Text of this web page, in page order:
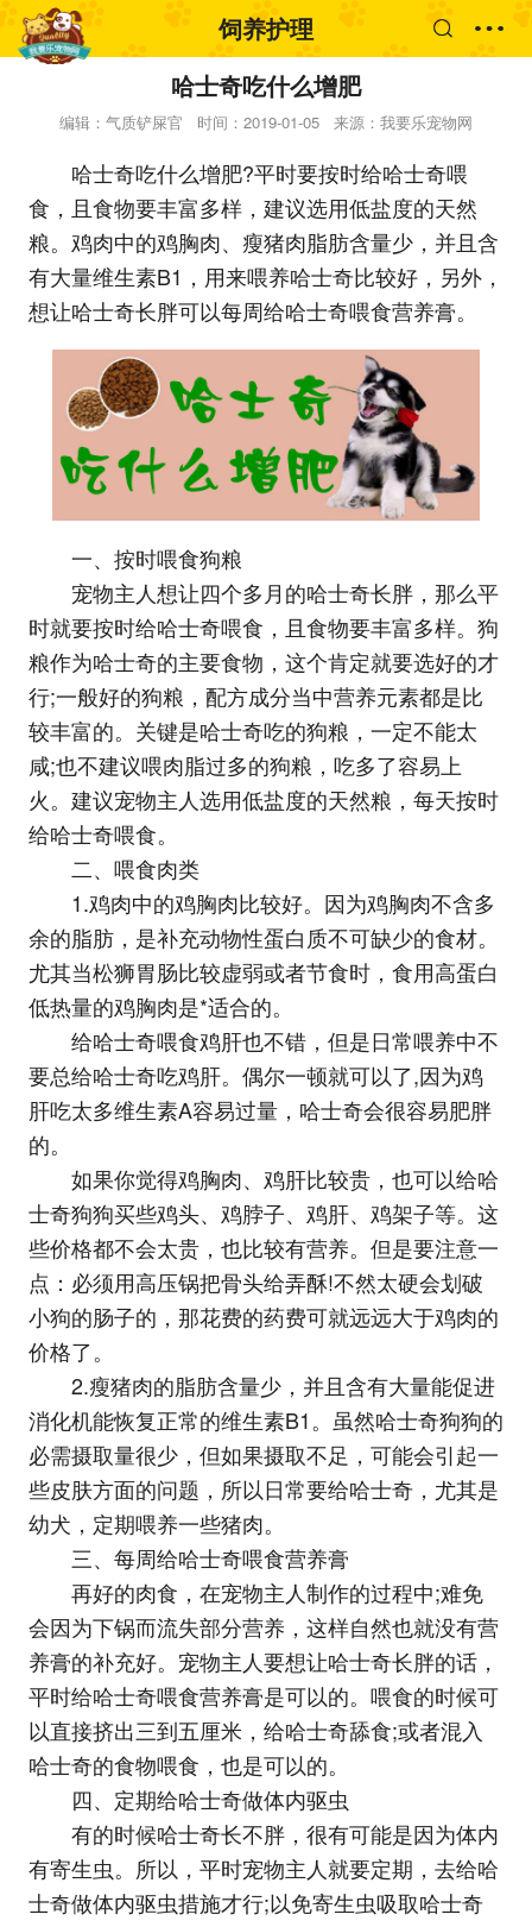
饲养护理
哈士奇吃什么增肥
编辑：气质铲屎官 时间：2019-01-05 来源：我要乐宠物网
哈士奇吃什么增肥?平时要按时给哈士奇喂
食，且食物要丰富多样，建议选用低盐度的天然
粮。鸡肉中的鸡胸肉、瘦猪肉脂肪含量少，并且含
有大量维生素B1，用来喂养哈士奇比较好，另外，
想让哈士奇长胖可以每周给哈士奇喂食营养膏。
一、按时喂食狗粮
宠物主人想让四个多月的哈士奇长胖，那么平
时就要按时给哈士奇喂食，且食物要丰富多样。狗
粮作为哈士奇的主要食物，这个肯定就要选好的才
行;一般好的狗粮，配方成分当中营养元素都是比
较丰富的。关键是哈士奇吃的狗粮，一定不能太
咸;也不建议喂肉脂过多的狗粮，吃多了容易上
火。建议宠物主人选用低盐度的天然粮，每天按时
给哈士奇喂食。
二、喂食肉类
1.鸡肉中的鸡胸肉比较好。因为鸡胸肉不含多
余的脂肪，是补充动物性蛋白质不可缺少的食材。
尤其当松狮胃肠比较虚弱或者节食时，食用高蛋白
低热量的鸡胸肉是*适合的。
给哈士奇喂食鸡肝也不错，但是日常喂养中不
要总给哈士奇吃鸡肝。偶尔一顿就可以了,因为鸡
肝吃太多维生素A容易过量，哈士奇会很容易肥胖
的。
如果你觉得鸡胸肉、鸡肝比较贵，也可以给哈
士奇狗狗买些鸡头、鸡脖子、鸡肝、鸡架子等。这
些价格都不会太贵，也比较有营养。但是要注意一
点：必须用高压锅把骨头给弄酥!不然太硬会划破
小狗的肠子的，那花费的药费可就远远大于鸡肉的
价格了。
2.瘦猪肉的脂肪含量少，并且含有大量能促进
消化机能恢复正常的维生素B1。虽然哈士奇狗狗的
必需摄取量很少，但如果摄取不足，可能会引起一
些皮肤方面的问题，所以日常要给哈士奇，尤其是
幼犬，定期喂养一些猪肉。
三、每周给哈士奇喂食营养膏
再好的肉食，在宠物主人制作的过程中;难免
会因为下锅而流失部分营养，这样自然也就没有营
养膏的补充好。宠物主人要想让哈士奇长胖的话，
平时给哈士奇喂食营养膏是可以的。喂食的时候可
以直接挤出三到五厘米，给哈士奇舔食;或者混入
哈士奇的食物喂食，也是可以的。
四、定期给哈士奇做体内驱虫
有的时候哈士奇长不胖，很有可能是因为体内
有寄生虫。所以，平时宠物主人就要定期，去给哈
士奇做体内驱虫措施才行;以免寄生虫吸取哈士奇